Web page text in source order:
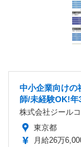
中小企業向けの
師/未経験OK!年
株式会社ジール
東京都
月給26万